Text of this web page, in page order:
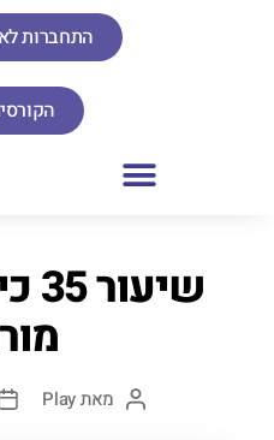
התחברות
מאתPlay